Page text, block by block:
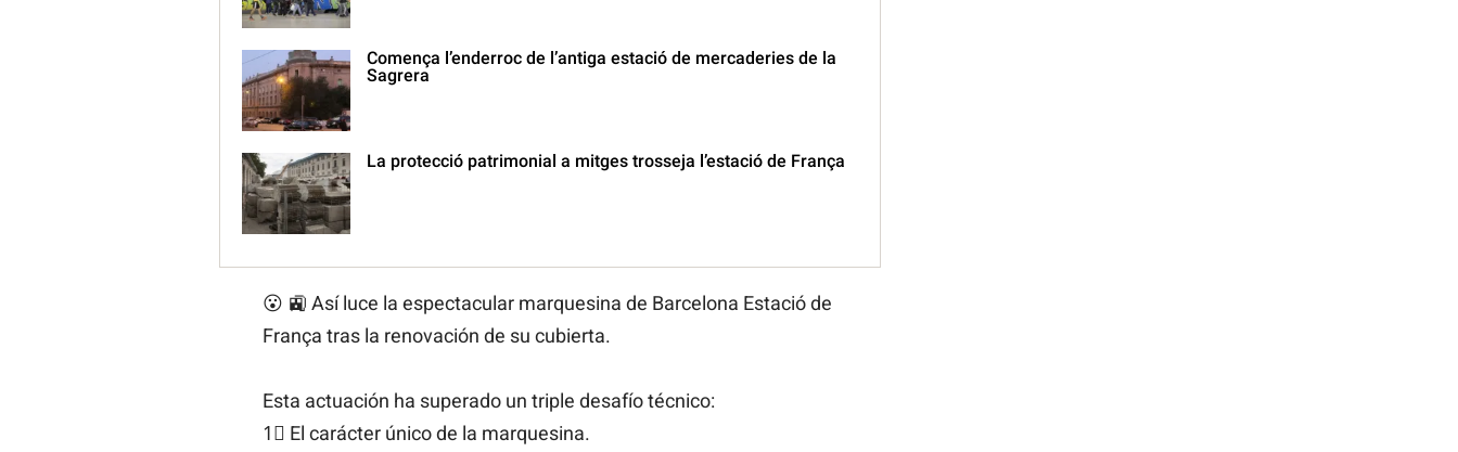
Comença l’enderroc de l’antiga estació de mercaderies de la
Sagrera
La protecció patrimonial a mitges trosseja l’estació de França
😮 🚉 Así luce la espectacular marquesina de Barcelona Estació de
França tras la renovación de su cubierta.
Esta actuación ha superado un triple desafío técnico:
1⃣ El carácter único de la marquesina.